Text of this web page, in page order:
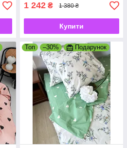
1 242 ₴ 1 380 ₴
Купити
Топ –30% Подарунок